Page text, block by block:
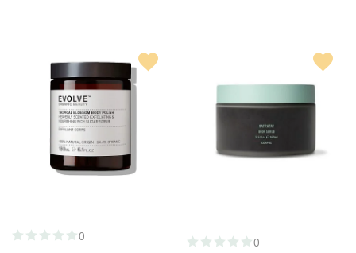
0
0